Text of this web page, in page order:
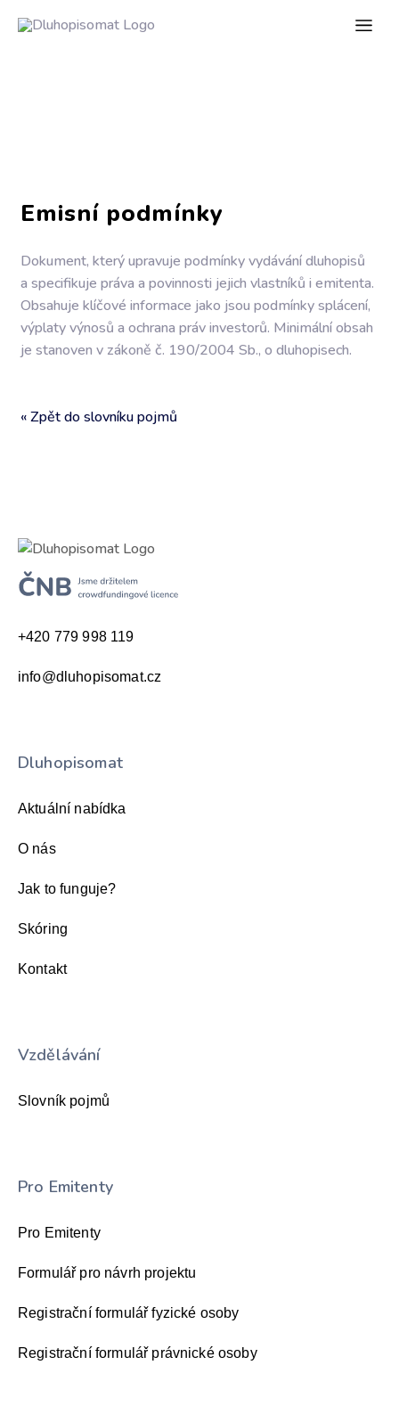
Emisní podmínky
Dokument, který upravuje podmínky vydávání dluhopisů
a specifikuje práva a povinnosti jejich vlastníků i emitenta.
Obsahuje klíčové informace jako jsou podmínky splácení,
výplaty výnosů a ochrana práv investorů. Minimální obsah
je stanoven v zákoně č. 190/2004 Sb., o dluhopisech.
« Zpět do slovníku pojmů
+420 779 998 119
info@dluhopisomat.cz
Dluhopisomat
Aktuální nabídka
O nás
Jak to funguje?
Skóring
Kontakt
Vzdělávání
Slovník pojmů
Pro Emitenty
Pro Emitenty
Formulář pro návrh projektu
Registrační formulář fyzické osoby
Registrační formulář právnické osoby